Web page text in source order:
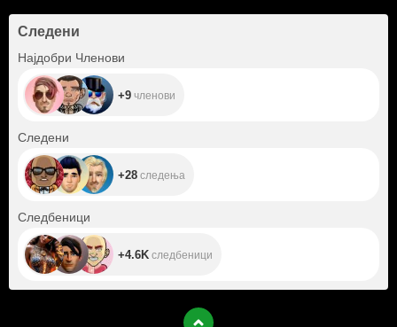
Следени
Најдобри Членови
+9 членови
Следени
+28 следења
Следбеници
+4.6K следбеници